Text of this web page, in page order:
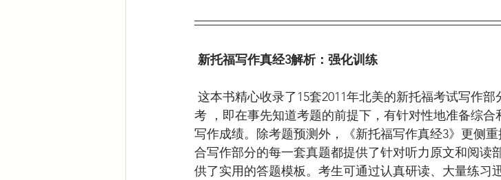
新托福写作真经3解析：强化训练
考 ，即在事先知道考题的前提下，有针对性地准备综
写作成绩。除考题预测外，《新托福写作真经3》更侧
合写作部分的每一套真题都提供了针对听力原文和阅读
供了实用的答题模板。考生可通过认真研读、大量练习